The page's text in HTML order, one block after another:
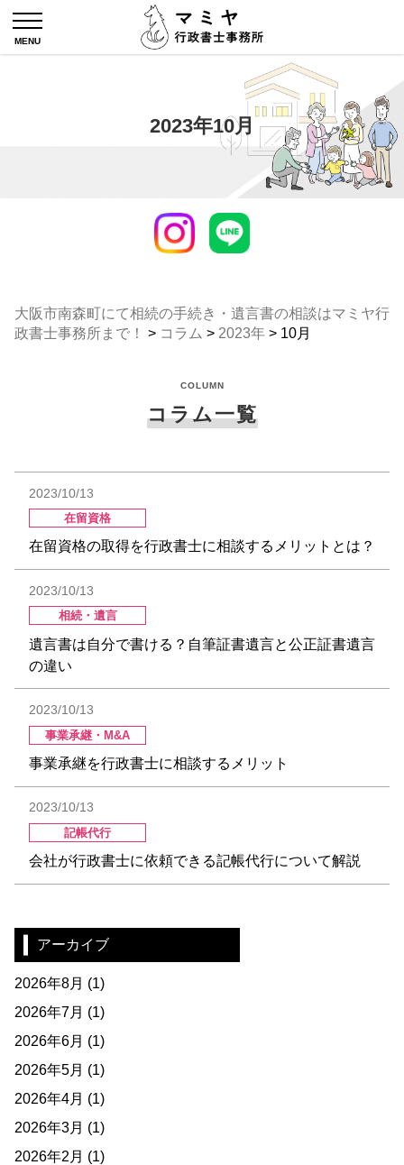
2023年10月
大阪市南森町にて相続の手続き・遺言書の相談はマミヤ行
政書士事務所まで！
> コラム > 2023年 > 10月
COLUMN
コラム一覧
2023/10/13
在留資格
在留資格の取得を行政書士に相談するメリットとは？
2023/10/13
相続・遺言
遺言書は自分で書ける？自筆証書遺言と公正証書遺言
の違い
2023/10/13
事業承継・M&A
事業承継を行政書士に相談するメリット
2023/10/13
記帳代行
会社が行政書士に依頼できる記帳代行について解説
アーカイブ
2026年8月 (1)
2026年7月 (1)
2026年6月 (1)
2026年5月 (1)
2026年4月 (1)
2026年3月 (1)
2026年2月 (1)